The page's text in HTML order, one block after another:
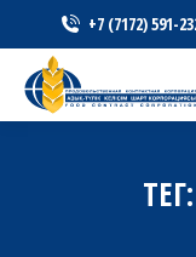
+7 (7172) 591-
ТЕГ: